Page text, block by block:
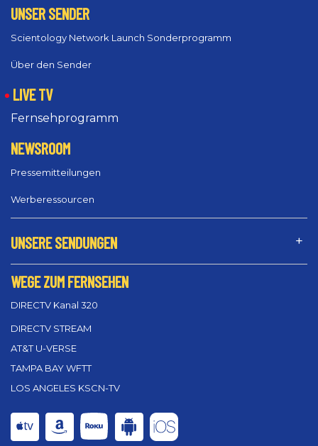
UNSER SENDER
Scientology Network Launch Sonderprogramm
Über den Sender
LIVE TV
Fernsehprogramm
NEWSROOM
Pressemitteilungen
Werberessourcen
UNSERE SENDUNGEN
WEGE ZUM FERNSEHEN
DIRECTV Kanal 320
DIRECTV STREAM
AT&T U-VERSE
TAMPA BAY WFTT
LOS ANGELES KSCN-TV